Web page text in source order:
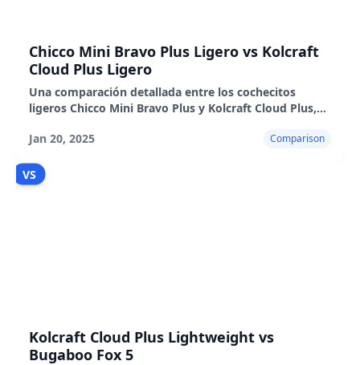
Chicco Mini Bravo Plus Ligero vs Kolcraft
Cloud Plus Ligero
Una comparación detallada entre los cochecitos
ligeros Chicco Mini Bravo Plus y Kolcraft Cloud Plus,
Jan 20, 2025
Comparison
VS
Kolcraft Cloud Plus Lightweight vs
Bugaboo Fox 5